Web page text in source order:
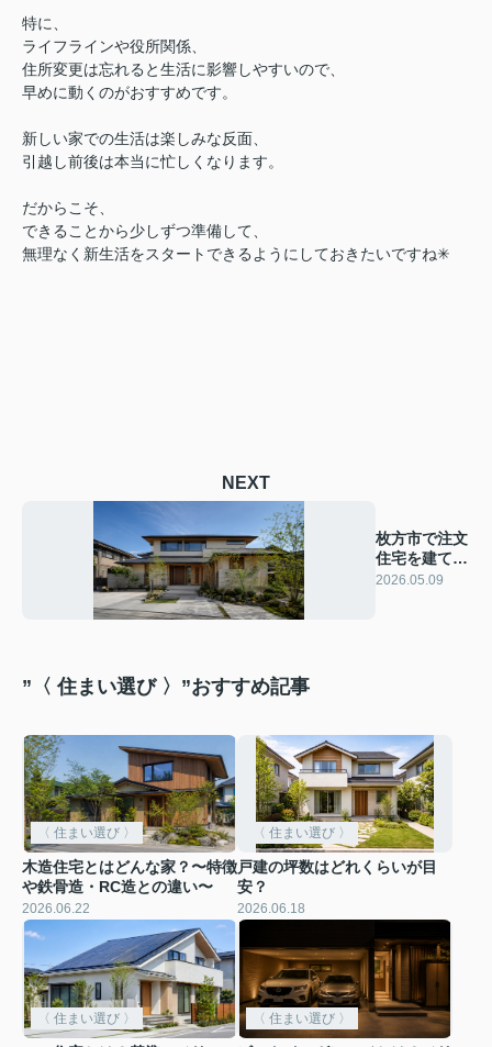
特に、
ライフラインや役所関係、
住所変更は忘れると生活に影響しやすいので、
早めに動くのがおすすめです。
新しい家での生活は楽しみな反面、
引越し前後は本当に忙しくなります。
だからこそ、
できることから少しずつ準備して、
無理なく新生活をスタートできるようにしておきたいですね✳︎
NEXT
枚方市で注文
住宅を建てる
相場はいく
2026.05.09
”〈 住まい選び 〉”おすすめ記事
〈 住まい選び 〉
木造住宅とはどんな家？〜特徴
や鉄骨造・RC造との違い〜
2026.06.22
〈 住まい選び 〉
戸建の坪数はどれくらいが目
安？
2026.06.18
〈 住まい選び 〉 〈 住まい選び 〉